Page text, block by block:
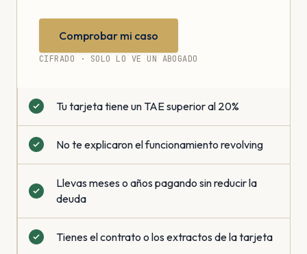
Comprobar mi caso
CIFRADO · SOLO LO VE UN ABOGADO
Tu tarjeta tiene un TAE superior al 20%
No te explicaron el funcionamiento revolving
Llevas meses o años pagando sin reducir la
deuda
Tienes el contrato o los extractos de la tarjeta